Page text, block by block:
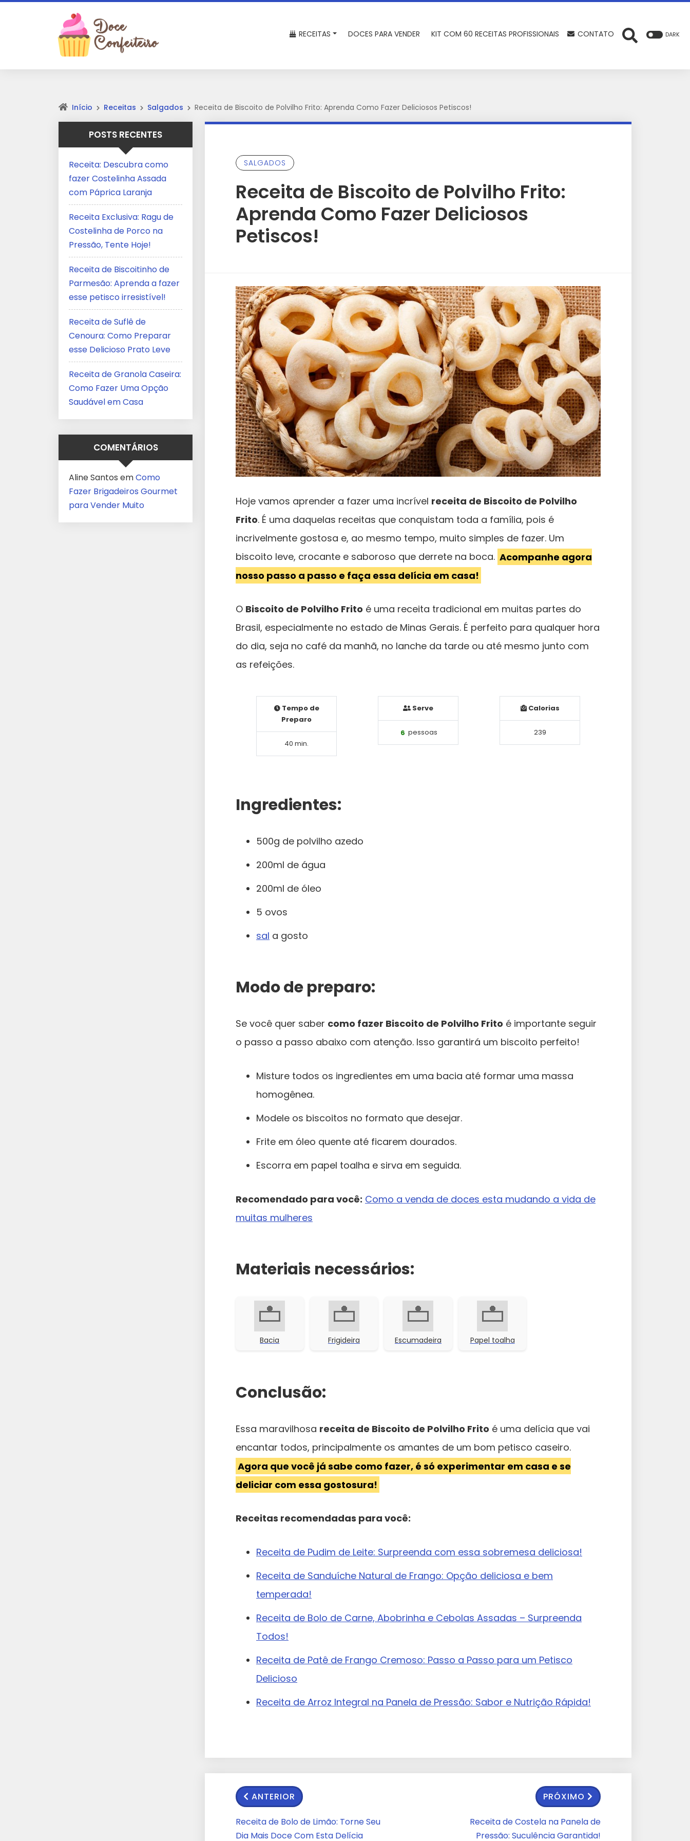
RECEITAS DOCES PARA VENDER KIT COM 60 RECEITAS PROFISSIONAIS CONTATO DARK
Início Receitas Salgados Receita de Biscoito de Polvilho Frito: Aprenda Como Fazer Deliciosos Petiscos!
SALGADOS
Receita de Biscoito de Polvilho Frito:
Aprenda Como Fazer Deliciosos
Petiscos!
Hoje vamos aprender a fazer uma incrível receita de Biscoito de Polvilho
Frito. É uma daquelas receitas que conquistam toda a família, pois é
incrivelmente gostosa e, ao mesmo tempo, muito simples de fazer. Um
biscoito leve, crocante e saboroso que derrete na boca. Acompanhe agora
nosso passo a passo e faça essa delícia em casa!
O Biscoito de Polvilho Frito é uma receita tradicional em muitas partes do
Brasil, especialmente no estado de Minas Gerais. É perfeito para qualquer hora
do dia, seja no café da manhã, no lanche da tarde ou até mesmo junto com
as refeições.
Tempo de
Preparo
40 min.
Serve
6 pessoas
Calorias
239
Ingredientes:
500g de polvilho azedo
200ml de água
200ml de óleo
5 ovos
sal a gosto
Modo de preparo:
Se você quer saber como fazer Biscoito de Polvilho Frito é importante seguir
o passo a passo abaixo com atenção. Isso garantirá um biscoito perfeito!
Misture todos os ingredientes em uma bacia até formar uma massa
homogênea.
Modele os biscoitos no formato que desejar.
Frite em óleo quente até ficarem dourados.
Escorra em papel toalha e sirva em seguida.
Recomendado para você: Como a venda de doces esta mudando a vida de
muitas mulheres
Materiais necessários:
Bacia Frigideira Escumadeira Papel toalha
Conclusão:
Essa maravilhosa receita de Biscoito de Polvilho Frito é uma delícia que vai
encantar todos, principalmente os amantes de um bom petisco caseiro.
Agora que você já sabe como fazer, é só experimentar em casa e se
deliciar com essa gostosura!
Receitas recomendadas para você:
Receita de Pudim de Leite: Surpreenda com essa sobremesa deliciosa!
Receita de Sanduíche Natural de Frango: Opção deliciosa e bem
temperada!
Receita de Bolo de Carne, Abobrinha e Cebolas Assadas – Surpreenda
Todos!
Receita de Patê de Frango Cremoso: Passo a Passo para um Petisco
Delicioso
Receita de Arroz Integral na Panela de Pressão: Sabor e Nutrição Rápida!
ANTERIOR
Receita de Bolo de Limão: Torne Seu
Dia Mais Doce Com Esta Delícia
PRÓXIMO
Receita de Costela na Panela de
Pressão: Suculência Garantida!
POSTS RECENTES
Receita: Descubra como
fazer Costelinha Assada
com Páprica Laranja
Receita Exclusiva: Ragu de
Costelinha de Porco na
Pressão, Tente Hoje!
Receita de Biscoitinho de
Parmesão: Aprenda a fazer
esse petisco irresistível!
Receita de Suflê de
Cenoura: Como Preparar
esse Delicioso Prato Leve
Receita de Granola Caseira:
Como Fazer Uma Opção
Saudável em Casa
COMENTÁRIOS
Aline Santos emComo
Fazer Brigadeiros Gourmet
para Vender Muito